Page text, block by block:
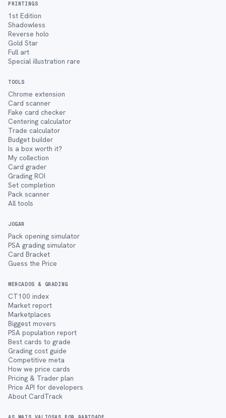
PRINTINGS
1st Edition
Shadowless
Reverse holo
Gold Star
Full art
Special illustration rare
TOOLS
Chrome extension
Card scanner
Fake card checker
Centering calculator
Trade calculator
Budget builder
Is a box worth it?
My collection
Card grader
Grading ROI
Set completion
Pack scanner
All tools
JOGAR
Pack opening simulator
PSA grading simulator
Card Bracket
Guess the Price
MERCADOS & GRADING
CT100 index
Market report
Marketplaces
Biggest movers
PSA population report
Best cards to grade
Grading cost guide
Competitive meta
How we price cards
Pricing & Trader plan
Price API for developers
About CardTrack